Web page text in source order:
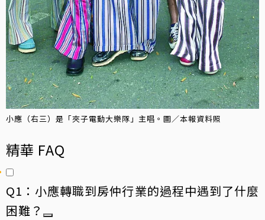
小應（右三）是「夾子電動大樂隊」主唱。圖／本報資料照
精華 FAQ
Q1：小應轉職到房仲行業的過程中遇到了什麼
困難？